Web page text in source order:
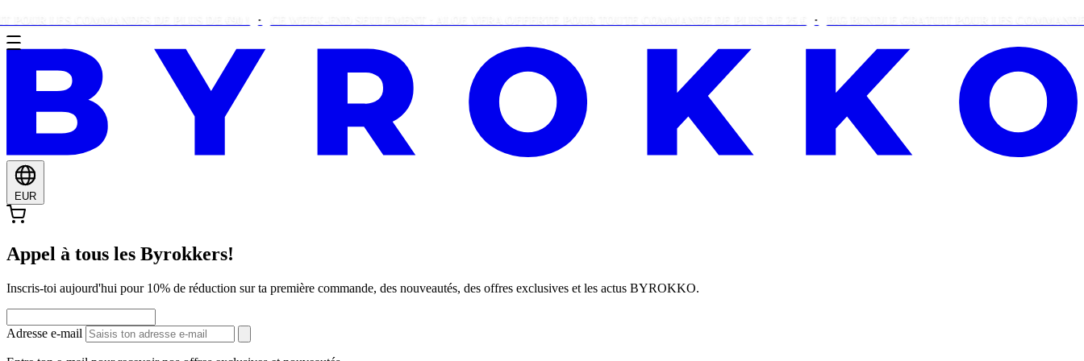
CE WEEK-END SEULEMENT : ALOE VERA OFFERTE POUR TOUTE COMMANDE DE PLUS DE 25 € BIG BUNDLE GRATUIT POUR LES COMMANDES DE
EUR
Appel à tous les Byrokkers!
Inscris-toi aujourd'hui pour 10% de réduction sur ta première commande, des nouveautés, des offres exclusives et les actus BYROKKO.
Adresse e-mail